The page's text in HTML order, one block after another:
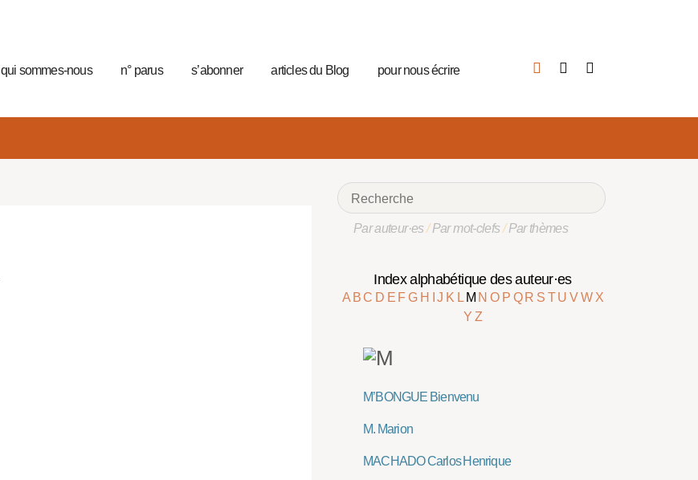
qui sommes-nous n° parus s’abonner articles du Blog pour nous écrire
Par auteur·es/Par mot-clefs/Par thèmes
Index alphabétique des auteur·es
A BC D E FG H IJ K L M NO P Q R S TUVW X
Y Z
M’BONGUE Bienvenu
M. Marion
MACHADO Carlos Henrique